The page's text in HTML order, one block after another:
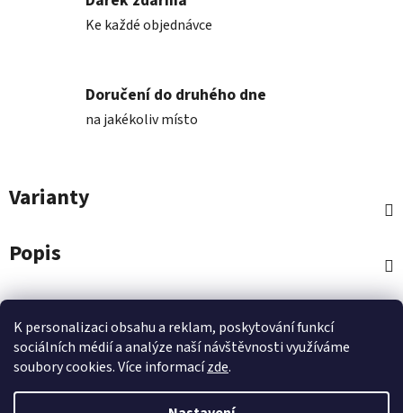
K personalizaci obsahu a reklam, poskytování funkcí
sociálních médií a analýze naší návštěvnosti využíváme
soubory cookies. Více informacízde.
Ke každé objednávce
Doručení do druhého dne
na jakékoliv místo
Varianty
Popis
Diskuze